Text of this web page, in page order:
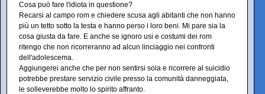
Cosa può fare l'idiota in questione?
Recarsi al campo rom e chiedere scusa agli abitanti che non hanno
più un tetto sotto la testa e hanno perso i loro beni. Mi pare sia la
cosa giusta da fare. E anche se ignoro usi e costumi dei rom
ritengo che non ricorreranno ad alcun linciaggio nei confronti
dell'adolescema.
Aggiungerei anche che per non sentirsi sola e ricorrere al suicidio
potrebbe prestare servizio civile presso la comunità danneggiata,
le solleverebbe molto lo spirito affranto.